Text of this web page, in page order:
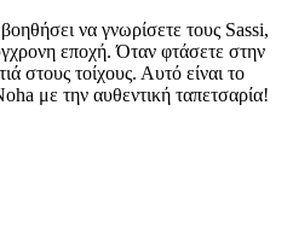
να γνωρίσετε τους Sassi,
εποχή. Όταν φτάσετε στην
στους τοίχους. Αυτό είναι το
με την αυθεντική ταπετσαρία!